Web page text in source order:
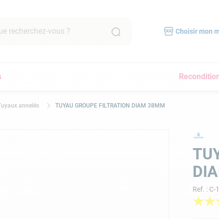
Choisir mon
annelés TUYAU GROUPE FILTRATION DIAM 38MM
Ref. : C-
★★
filtration piscine